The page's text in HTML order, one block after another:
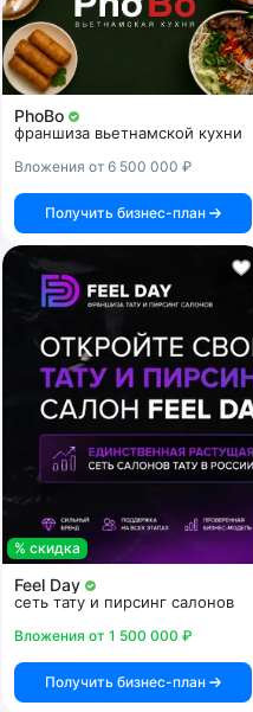
PhoBo
франшиза вьетнамской кухни
Вложения от 6 500 000 ₽
Получить бизнес-план
% скидка
Feel Day
сеть тату и пирсинг салонов
Вложения от 1 500 000 ₽
Получить бизнес-план